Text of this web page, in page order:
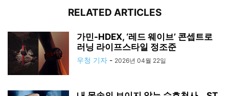
RELATED ARTICLES
가민-HDEX, ‘레드 웨이브’ 콘셉트로
러닝 라이프스타일 정조준
우청 기자 - 2026년 04월 22일